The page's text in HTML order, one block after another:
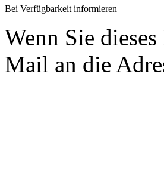
Bei Verfügbarkeit informieren
Wenn Sie
Mail an die